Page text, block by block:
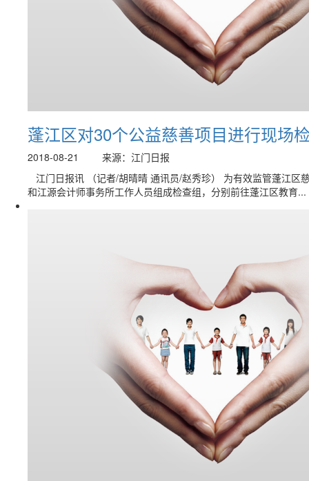
蓬江区对30个公益慈善项目进行现场
2018-08-21
来源：江门日报
江门日报讯 （记者/胡晴晴 通讯员/赵秀珍） 为有效监管蓬江区
和江源会计师事务所工作人员组成检查组，分别前往蓬江区教育...